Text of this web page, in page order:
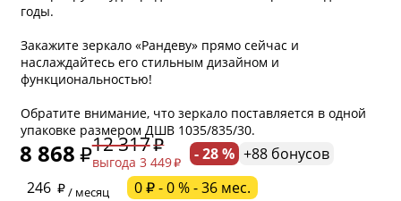
годы.
Закажите зеркало «Рандеву» прямо сейчас и
наслаждайтесь его стильным дизайном и
функциональностью!
Обратите внимание, что зеркало поставляется в одной
упаковке размером ДШВ 1035/835/30.
8 868 12 317
выгода 3 449 - 28 % +88 бонусов
246
/ месяц 0 ₽ - 0 % - 36 мес.
* необязательное поле